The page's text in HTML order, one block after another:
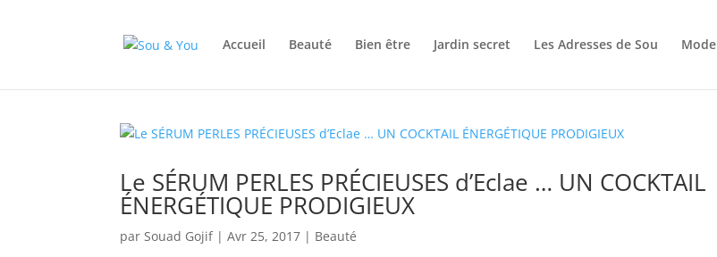
Accueil Beauté Bien être Jardin secret Les Adresses de Sou Mode
Le SÉRUM PERLES PRÉCIEUSES d’Eclae … UN COCKTAIL
ÉNERGÉTIQUE PRODIGIEUX
parSouad Gojif|Avr 25, 2017 | Beauté